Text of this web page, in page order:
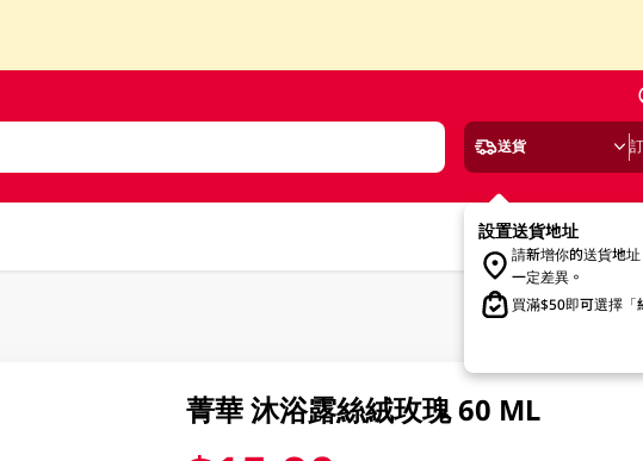
送貨
設置送貨地址
請新增你的送貨地
一定差異。
買滿$50即可選擇「
菁華 沐浴露絲絨玫瑰 60 ML